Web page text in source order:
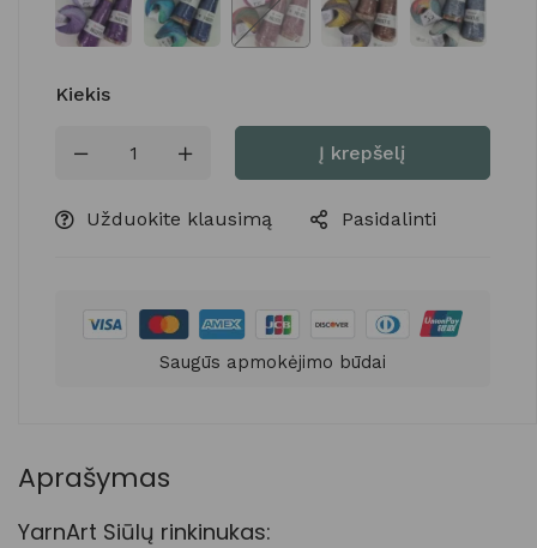
Kiekis
Į krepšelį
Užduokite klausimą Pasidalinti
Saugūs apmokėjimo būdai
Aprašymas
YarnArt Siūlų rinkinukas: